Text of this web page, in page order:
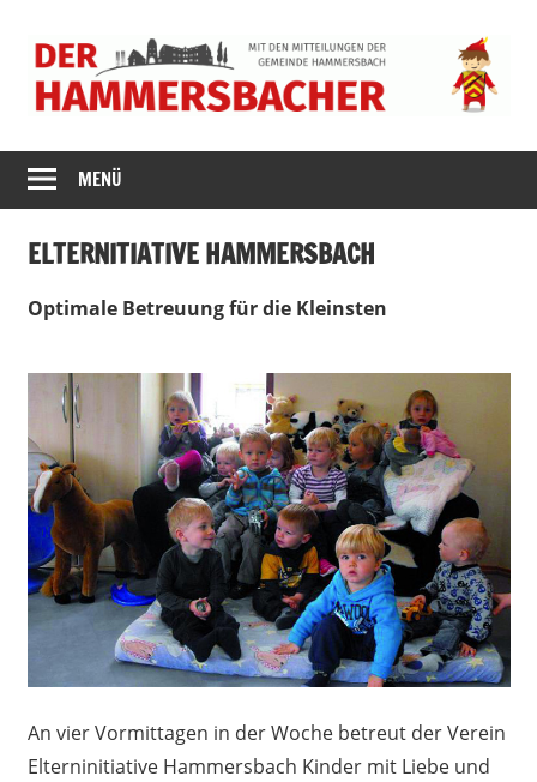
Inhalt
springen
DER
MENÜ
ELTERNITIATIVE HAMMERSBACH
Optimale Betreuung für die Kleinsten
An vier Vormittagen in der Woche betreut der Verein
Elterninitiative Hammersbach Kinder mit Liebe und